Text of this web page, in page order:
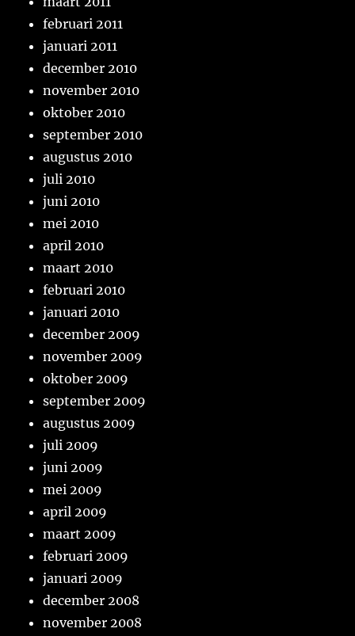
februari 2011
januari 2011
december 2010
november 2010
oktober 2010
september 2010
augustus 2010
juli 2010
juni 2010
mei 2010
april 2010
maart 2010
februari 2010
januari 2010
december 2009
november 2009
oktober 2009
september 2009
augustus 2009
juli 2009
juni 2009
mei 2009
april 2009
maart 2009
februari 2009
januari 2009
december 2008
november 2008